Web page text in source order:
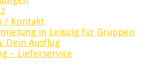
/ Kontakt
in Leipzig für Gruppen
Dein Ausflug
– Lieferservice